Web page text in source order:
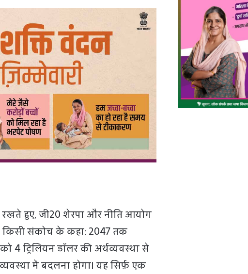
हुए, जी20 शेरपा और नीति आयोग
किसी संकोच के कहा: 2047 तक
4 ट्रिलियन डॉलर की अर्थव्यवस्था से
में बदलना होगा। यह सिर्फ़ एक